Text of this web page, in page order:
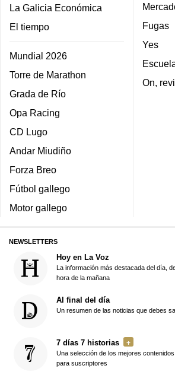
La Galicia Económica
El tiempo
Mundial 2026
Torre de Marathon
Grada de Río
Opa Racing
CD Lugo
Andar Miudiño
Forza Breo
Fútbol gallego
Motor gallego
Fugas
Yes
On,
NEWSLETTERS
Hoy en La Voz
La información más destacada del día,
hora de la mañana
Al final del día
Un resumen de las noticias que debes
7 días 7 historias
Una selección de los mejores
para suscriptores